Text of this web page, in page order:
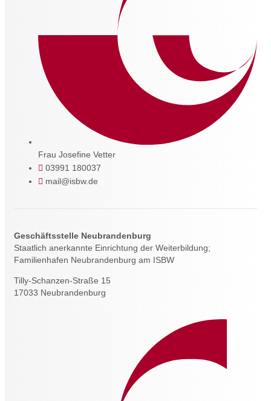
Frau Josefine Vetter
03991 180037
mail@isbw.de
Geschäftsstelle Neubrandenburg
Staatlich anerkannte Einrichtung der Weiterbildung;
Familienhafen Neubrandenburg am ISBW
Tilly-Schanzen-Straße 15
17033 Neubrandenburg